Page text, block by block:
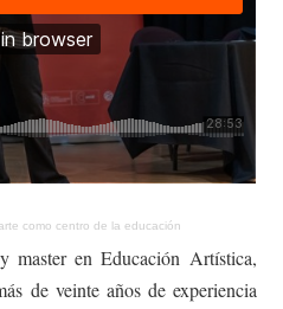
como centro de la educación
master en Educación Artística,
de veinte años de experiencia